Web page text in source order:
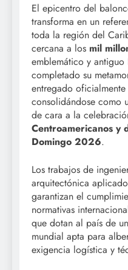
El epicentro del
transforma en un
toda la región del
cercana a los mil
emblemático y
completado su
entregado oficialmente
consolidándose como
de cara a la
Centroamericanos y
Domingo 2026.
Los trabajos de
arquitectónica
garantizan el
normativas
que dotan al país de
mundial apta para
exigencia logística y